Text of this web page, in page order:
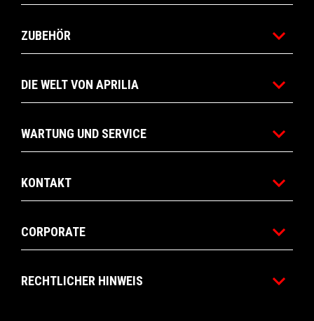
ZUBEHÖR
DIE WELT VON APRILIA
WARTUNG UND SERVICE
KONTAKT
CORPORATE
RECHTLICHER HINWEIS